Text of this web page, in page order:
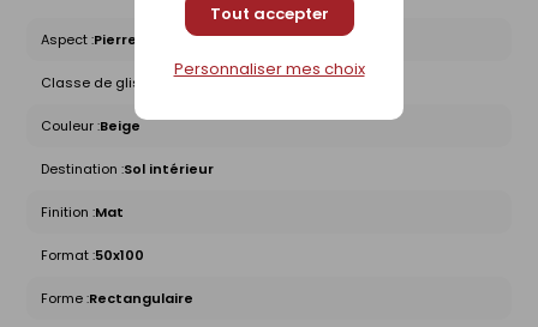
Tout accepter
Personnaliser mes choix
Aspect :Pierre
Classe de glissance (R) :R9
Couleur :Beige
Destination :Sol intérieur
Finition :Mat
Format :50x100
Forme :Rectangulaire